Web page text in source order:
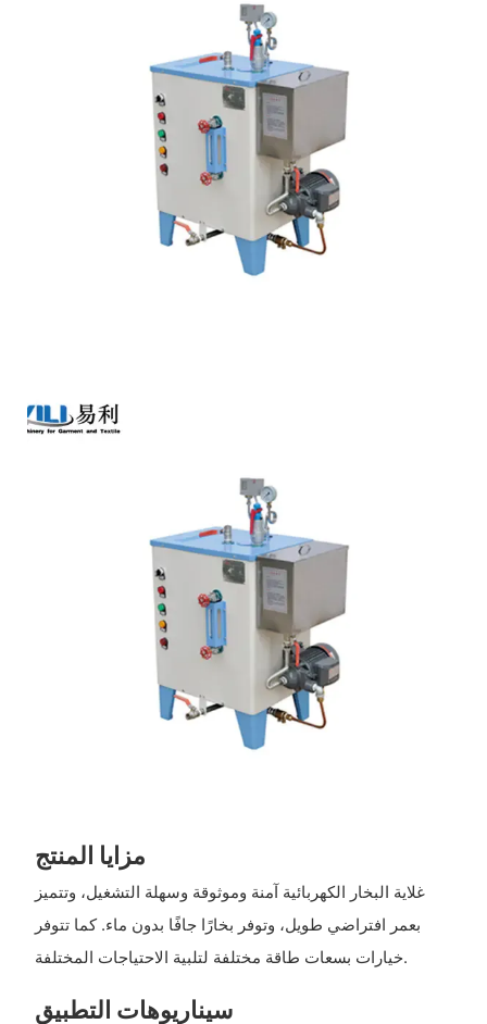
مزايا المنتج
غلاية البخار الكهربائية آمنة وموثوقة وسهلة التشغيل، وتتميز
بعمر افتراضي طويل، وتوفر بخارًا جافًا بدون ماء. كما تتوفر
خيارات بسعات طاقة مختلفة لتلبية الاحتياجات المختلفة.
سيناريوهات التطبيق